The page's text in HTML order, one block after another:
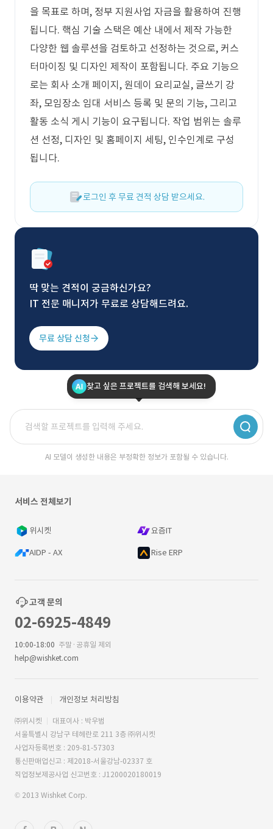
을 목표로 하며, 정부 지원사업 자금을 활용하여 진행
됩니다. 핵심 기술 스택은 예산 내에서 제작 가능한
다양한 웹 솔루션을 검토하고 선정하는 것으로, 커스
터마이징 및 디자인 제작이 포함됩니다. 주요 기능으
로는 회사 소개 페이지, 원데이 요리교실, 글쓰기 강
좌, 모임장소 임대 서비스 등록 및 문의 기능, 그리고
활동 소식 게시 기능이 요구됩니다. 작업 범위는 솔루
션 선정, 디자인 및 홈페이지 세팅, 인수인계로 구성
됩니다.
로그인 후 무료 견적 상담 받으세요.
딱 맞는 견적이 궁금하신가요?
IT 전문 매니저가 무료로 상담해드려요.
무료 상담 신청
찾고 싶은 프로젝트를 검색해 보세요!
AI 모델이 생성한 내용은 부정확한 정보가 포함될 수 있습니다.
서비스 전체보기
위시켓 요즘IT
AIDP - AX Rise ERP
고객 문의
02-6925-4849
10:00-18:00 주말·공휴일 제외
help@wishket.com
이용약관 개인정보 처리방침
㈜위시켓
대표이사 : 박우범
서울특별시 강남구 테헤란로 211 3층 ㈜위시켓
사업자등록번호 : 209-81-57303
통신판매업신고 : 제2018-서울강남-02337 호
직업정보제공사업 신고번호 : J1200020180019
© 2013 Wishket Corp.